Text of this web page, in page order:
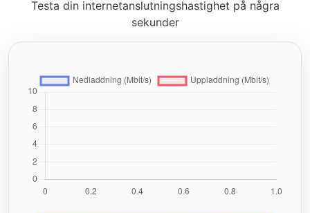
Testa din internetanslutningshastighet på några
sekunder